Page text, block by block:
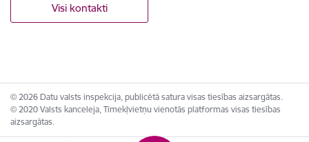
Visi kontakti
© 2026 Datu valsts inspekcija, publicētā satura visas tiesības aizsargātas.
© 2020 Valsts kanceleja, Tīmekļvietņu vienotās platformas visas tiesības
aizsargātas.